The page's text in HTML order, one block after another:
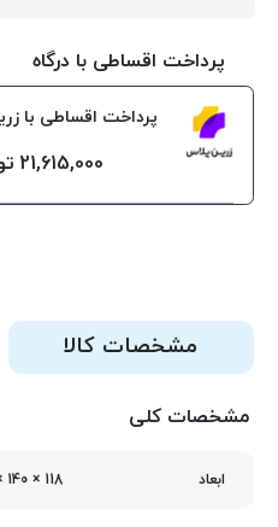
پرداخت اقساطی با درگاه
پرداخت اقساطی با
21,615,000
مشخصات کالا
مشخصات کلی
ابعاد 118 × 140 × 174 میلی متر